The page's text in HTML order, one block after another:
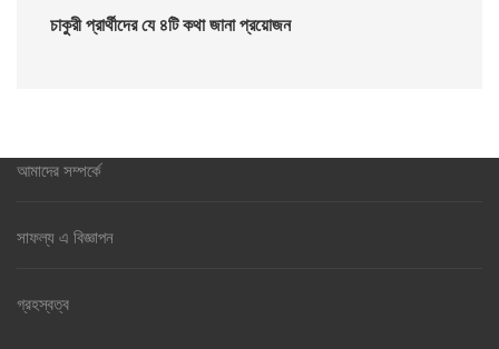
চাকুরী প্রার্থীদের যে ৪টি কথা জানা প্রয়োজন
আমাদের সম্পর্কে
সাফল্য এ বিজ্ঞাপন
গ্রহস্বত্ব